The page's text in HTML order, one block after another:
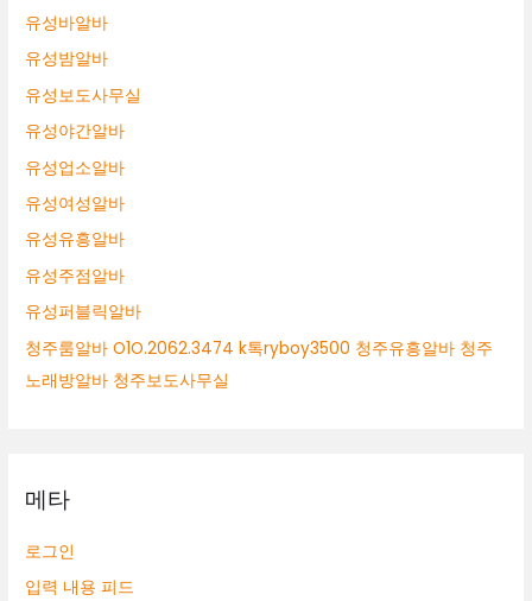
유성바알바
유성밤알바
유성보도사무실
유성야간알바
유성업소알바
유성여성알바
유성유흥알바
유성주점알바
유성퍼블릭알바
청주룸알바 O1O.2062.3474 k톡ryboy3500 청주유흥알바 청주
노래방알바 청주보도사무실
메타
로그인
입력 내용 피드